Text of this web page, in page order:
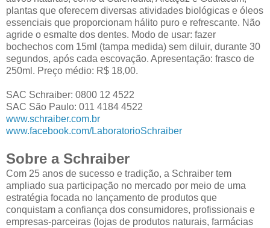
plantas que oferecem diversas atividades biológicas e óleos
essenciais que proporcionam hálito puro e refrescante. Não
agride o esmalte dos dentes. Modo de usar: fazer
bochechos com 15ml (tampa medida) sem diluir, durante 30
segundos, após cada escovação. Apresentação: frasco de
250ml. Preço médio: R$ 18,00.
SAC Schraiber: 0800 12 4522
SAC São Paulo: 011 4184 4522
www.schraiber.com.br
www.facebook.com/LaboratorioSchraiber
Sobre a Schraiber
Com 25 anos de sucesso e tradição, a Schraiber tem
ampliado sua participação no mercado por meio de uma
estratégia focada no lançamento de produtos que
conquistam a confiança dos consumidores, profissionais e
empresas-parceiras (lojas de produtos naturais, farmácias